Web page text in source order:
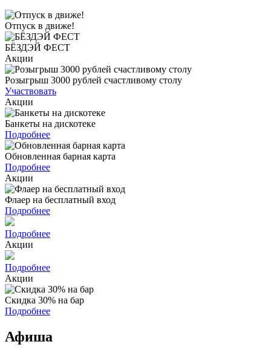
Отпуск в движе!
БЁЗДЭЙ ФЕСТ
Акции
Розыгрыш 3000 рублей счастливому столу
Участвовать
Акции
Банкеты на дискотеке
Подробнее
Обновленная барная карта
Подробнее
Акции
Флаер на бесплатный вход
Подробнее
Подробнее
Акции
Подробнее
Акции
Скидка 30% на бар
Подробнее
Афиша